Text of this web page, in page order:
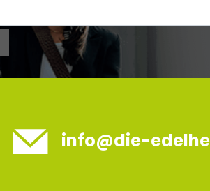
info@die-